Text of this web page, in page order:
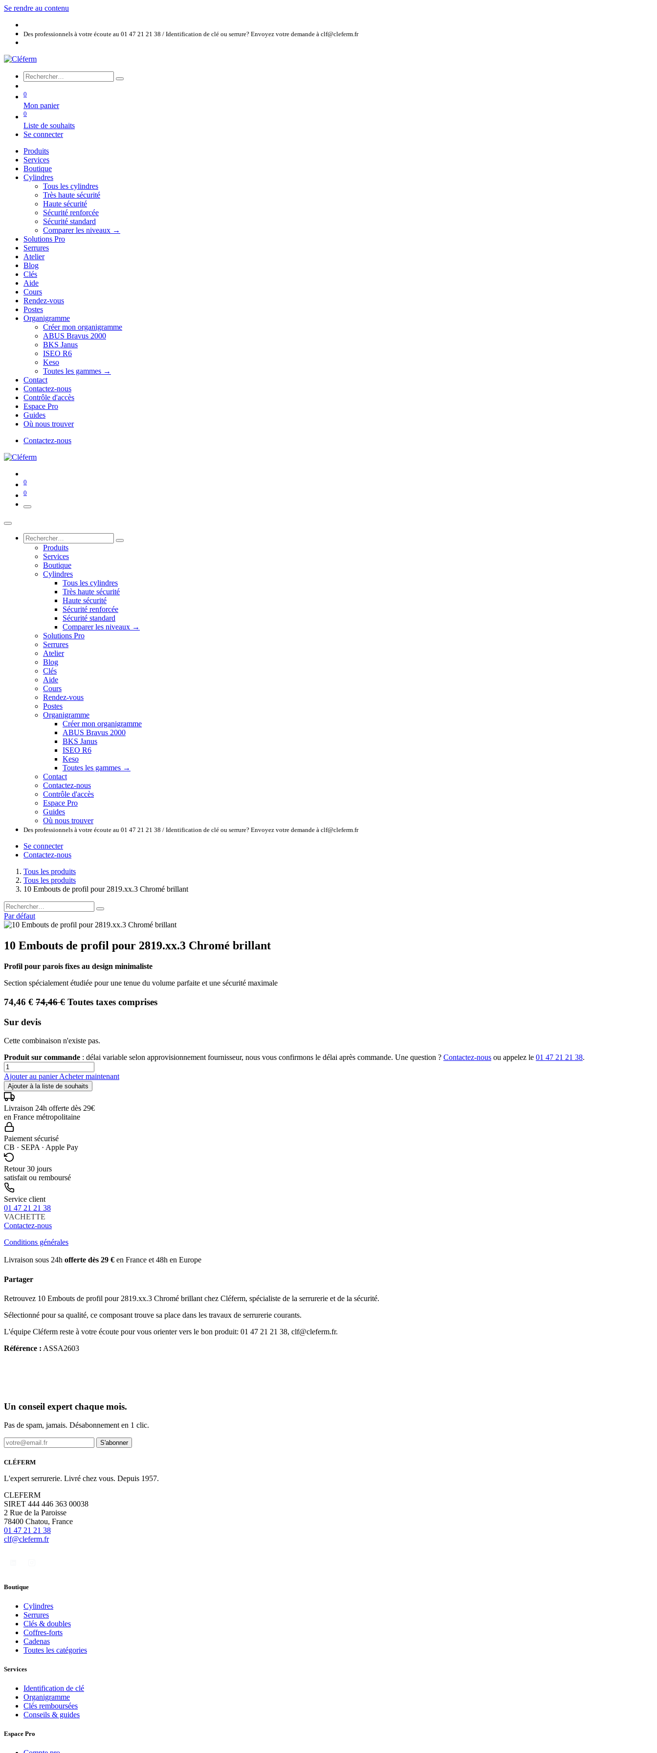
Se rendre au contenu
Des professionnels à votre écoute au 01 47 21 21 38 / Identification de clé ou serrure? Envoyez votre demande à clf@cleferm.fr
0
Mon panier
0
Liste de souhaits
Se connecter
Produits
Services
Boutique
Cylindres
Tous les cylindres
Très haute sécurité
Haute sécurité
Sécurité renforcée
Sécurité standard
Comparer les niveaux →
Solutions Pro
Serrures
Atelier
Blog
Clés
Aide
Cours
Rendez-vous
Postes
Organigramme
Créer mon organigramme
ABUS Bravus 2000
BKS Janus
ISEO R6
Keso
Toutes les gammes →
Contact
Contactez-nous
Contrôle d'accès
Espace Pro
Guides
Où nous trouver
Contactez-nous
0
0
Produits
Services
Boutique
Cylindres
Tous les cylindres
Très haute sécurité
Haute sécurité
Sécurité renforcée
Sécurité standard
Comparer les niveaux →
Solutions Pro
Serrures
Atelier
Blog
Clés
Aide
Cours
Rendez-vous
Postes
Organigramme
Créer mon organigramme
ABUS Bravus 2000
BKS Janus
ISEO R6
Keso
Toutes les gammes →
Contact
Contactez-nous
Contrôle d'accès
Espace Pro
Guides
Où nous trouver
Des professionnels à votre écoute au 01 47 21 21 38 / Identification de clé ou serrure? Envoyez votre demande à clf@cleferm.fr
Se connecter
Contactez-nous
Tous les produits
Tous les produits
10 Embouts de profil pour 2819.xx.3 Chromé brillant
Par défaut
10 Embouts de profil pour 2819.xx.3 Chromé brillant
Profil pour parois fixes au design minimaliste
Section spécialement étudiée pour une tenue du volume parfaite et une sécurité maximale
74,46 € 74,46€ Toutes taxes comprises
Sur devis
Cette combinaison n'existe pas.
Produit sur commande : délai variable selon approvisionnement fournisseur, nous vous confirmons le délai après commande. Une question ? Contactez-nous ou appelez le 01 47 21 21 38.
Ajouter au panierAcheter maintenant
Ajouter à la liste de souhaits
Livraison 24h offerte dès 29€
en France métropolitaine
Paiement sécurisé
CB · SEPA · Apple Pay
Retour 30 jours
satisfait ou remboursé
Service client
01 47 21 21 38
VACHETTE
Contactez-nous
Conditions générales
Livraison sous 24h offerte dès 29 € en France et 48h en Europe
Partager
Retrouvez 10 Embouts de profil pour 2819.xx.3 Chromé brillant chez Cléferm, spécialiste de la serrurerie et de la sécurité.
Sélectionné pour sa qualité, ce composant trouve sa place dans les travaux de serrurerie courants.
L'équipe Cléferm reste à votre écoute pour vous orienter vers le bon produit: 01 47 21 21 38, clf@cleferm.fr.
Référence : ASSA2603
Un conseil expert chaque mois.
Pas de spam, jamais. Désabonnement en 1 clic.
S'abonner
CLÉFERM
L'expert serrurerie. Livré chez vous. Depuis 1957.
CLEFERM
SIRET 444 446 363 00038
2 Rue de la Paroisse
78400 Chatou, France
01 47 21 21 38
clf@cleferm.fr
Boutique
Cylindres
Serrures
Clés & doubles
Coffres-forts
Cadenas
Toutes les catégories
Services
Identification de clé
Organigramme
Clés remboursées
Conseils & guides
Espace Pro